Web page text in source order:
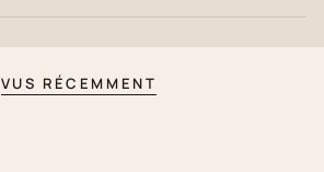
VUS RÉCEMMENT